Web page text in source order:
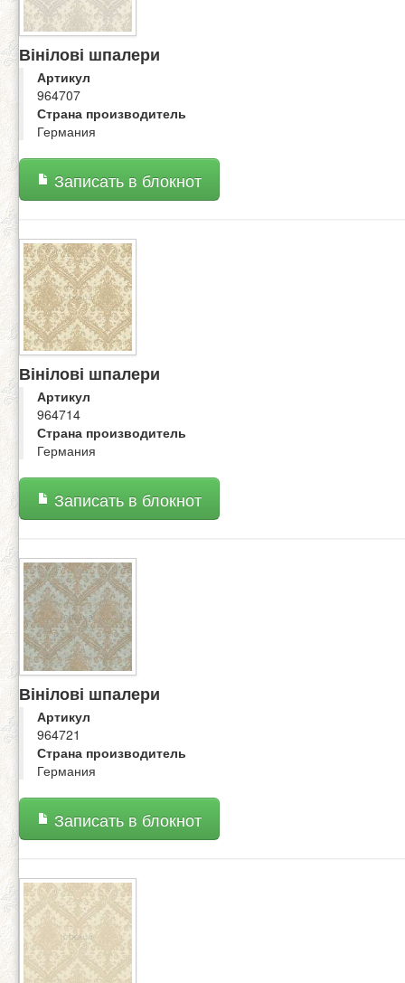
Вінілові шпалери
Артикул
964707
Страна производитель
Германия
Записать в блокнот
Вінілові шпалери
Артикул
964714
Страна производитель
Германия
Записать в блокнот
Вінілові шпалери
Артикул
964721
Страна производитель
Германия
Записать в блокнот